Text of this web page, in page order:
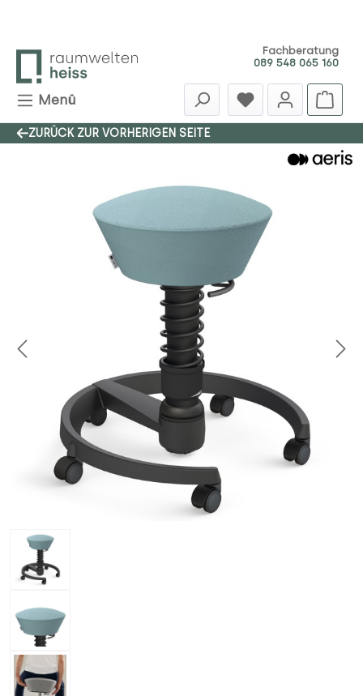
Fachberatung
089 548 065 160
Menü
ZURÜCK ZUR VORHERIGEN SEITE
Bildergalerie überspringen